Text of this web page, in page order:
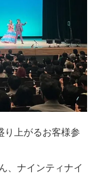
り上がるお客様参
、ナインティナイ